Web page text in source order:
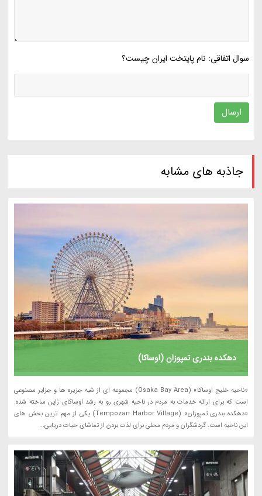
سوال اتفاقی: نام پایتخت ایران چیست؟
ارسال
جاذبه های مشابه
دهکده بندری تمپوزان (اوساکا)
«ناحیه خلیج اوساکا» (Osaka Bay Area) مجموعه ای از شبه جزیره ها و جزایر مصنوعی
است که برای ارائه خدمات به مردم در ناحیه شهری رو به رشد اوساکای ژاپن ساخته شده.
«دهکده بندری تمپوزان» (Tempozan Harbor Village) یکی از مهم ترین بخش های
این ناحیه است. گردشگران و مردم محلی برای لذت بردن از تماشای حیات دریایی...